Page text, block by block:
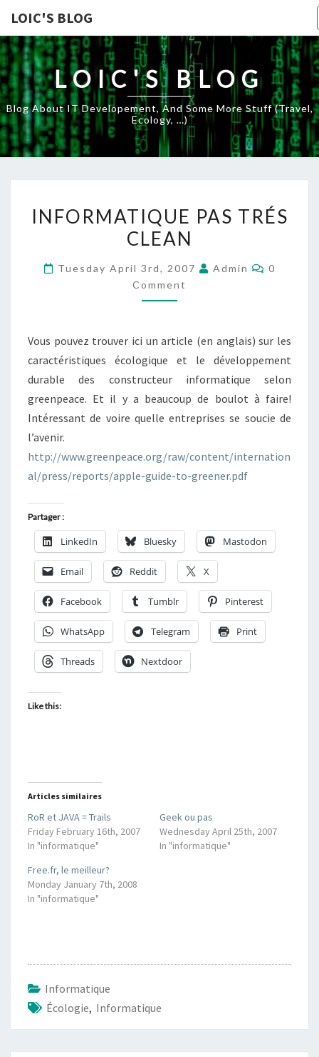
LOIC'S BLOG
LOIC'S BLOG
Blog About IT Developement, And Some More Stuff (travel,
Ecology, …)
PAS
TRÉS
INFORMATIQUE PAS TRÉS
CLEAN
Tuesday April 3rd, 2007 Admin
0
Comment
Vous pouvez trouver ici un article (en anglais) sur les
caractéristiques écologique et le développement
durable des constructeur informatique selon
greenpeace. Et il y a beaucoup de boulot à faire!
Intéressant de voire quelle entreprises se soucie de
l’avenir.
http://www.greenpeace.org/raw/content/internation
al/press/reports/apple-guide-to-greener.pdf
Partager :
LinkedIn Bluesky Mastodon
Email Reddit X
Facebook Tumblr Pinterest
WhatsApp Telegram Print
Threads Nextdoor
Like this:
Articles similaires
RoR et JAVA = Trails
Friday February 16th, 2007
In "informatique"
Geek ou pas
Wednesday April 25th, 2007
In "informatique"
Free.fr, le meilleur?
Monday January 7th, 2008
In "informatique"
Informatique
Écologie, Informatique